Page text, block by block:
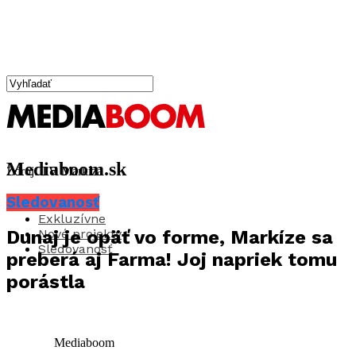
Mediaboom.sk
Aktuality
Exkluzívne
Nové projekty
Sledovanosť
Zdroj: TV Markíza
Sledovanosť
Dunaj je opäť vo forme, Markíze sa
preberá aj Farma! Joj napriek tomu
porástla
Mediaboom